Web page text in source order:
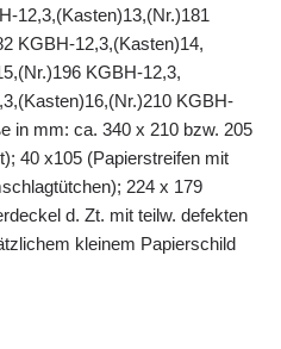
12,3,(Kasten)13,(Nr.)181
KGBH-12,3,(Kasten)14,
KGBH-12,3,
KGBH-
in mm: ca. 340 x 210 bzw. 205
40 x105 (Papierstreifen mit
224 x 179
d. Zt. mit teilw. defekten
kleinem Papierschild